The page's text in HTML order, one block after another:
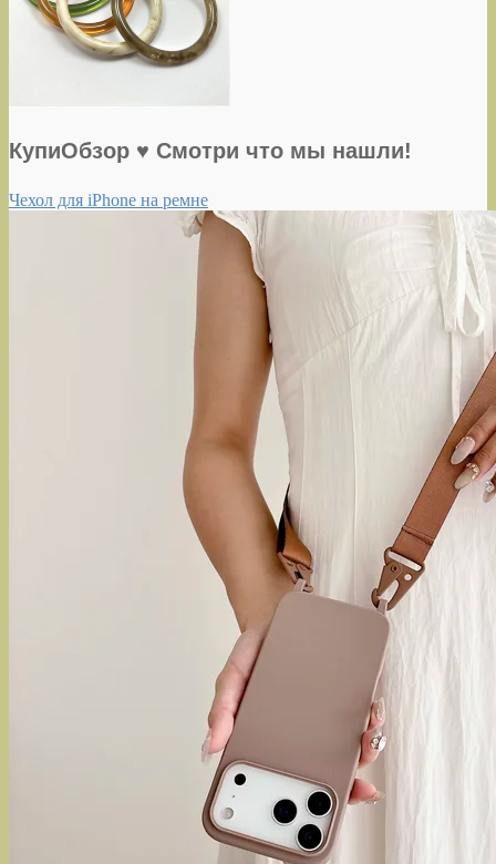
КупиОбзор ♥ Смотри что мы нашли!
Чехол для iPhone на ремне